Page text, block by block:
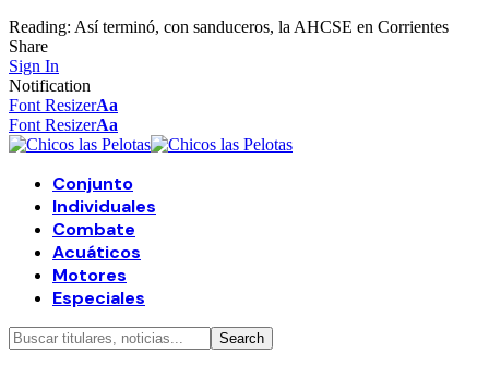
Reading: Así terminó, con sanduceros, la AHCSE en Corrientes
Share
Sign In
Notification
Font ResizerAa
Font ResizerAa
Conjunto
Individuales
Combate
Acuáticos
Motores
Especiales